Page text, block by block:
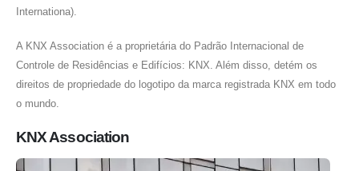
Internationa).
A KNX Association é a proprietária do Padrão Internacional de
Controle de Residências e Edifícios: KNX. Além disso, detém os
direitos de propriedade do logotipo da marca registrada KNX em todo
o mundo.
KNX Association